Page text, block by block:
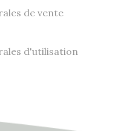
de vente
d'utilisation